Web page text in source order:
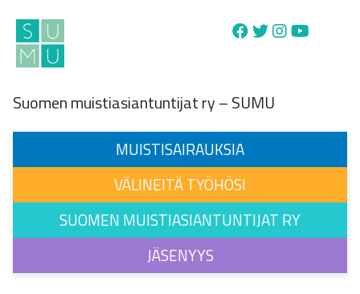
Main Navigation
Suomen muistiasiantuntijat ry – SUMU
MUISTISAIRAUKSIA
VÄLINEITÄ TYÖHÖSI
SUOMEN MUISTIASIANTUNTIJAT RY
JÄSENYYS